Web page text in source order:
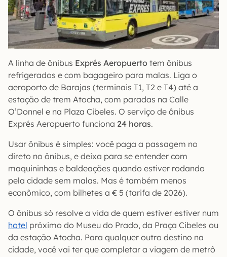
A linha de ônibus Exprés Aeropuerto tem ônibus
refrigerados e com bagageiro para malas. Liga o
aeroporto de Barajas (terminais T1, T2 e T4) até a
estação de trem Atocha, com paradas na Calle
O’Donnel e na Plaza Cibeles. O serviço de ônibus
Exprés Aeropuerto funciona 24 horas.
Usar ônibus é simples: você paga a passagem no
direto no ônibus, e deixa para se entender com
maquininhas e baldeações quando estiver rodando
pela cidade sem malas. Mas é também menos
econômico, com bilhetes a € 5 (tarifa de 2026).
O ônibus só resolve a vida de quem estiver estiver num
hotel próximo do Museu do Prado, da Praça Cibeles ou
da estação Atocha. Para qualquer outro destino na
cidade, você vai ter que completar a viagem de metrô